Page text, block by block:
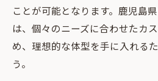
ことが可能となります。鹿児島
は、個々のニーズに合わせたカ
め、理想的な体型を手に入れる
う。